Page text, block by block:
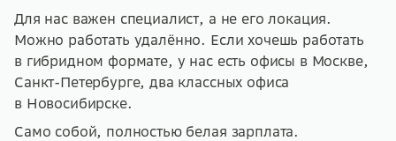
Для нас важен специалист, а не его локация.
Можно работать удалённо. Если хочешь работать
в гибридном формате, у нас есть офисы в Москве,
Санкт-Петербурге, два классных офиса
в Новосибирске.
Само собой, полностью белая зарплата.